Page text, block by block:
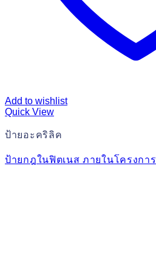
Add to wishlist
Quick View
ป้ายอะคริลิค
ป้ายกฎในฟิตเนส ภายในโครงการ